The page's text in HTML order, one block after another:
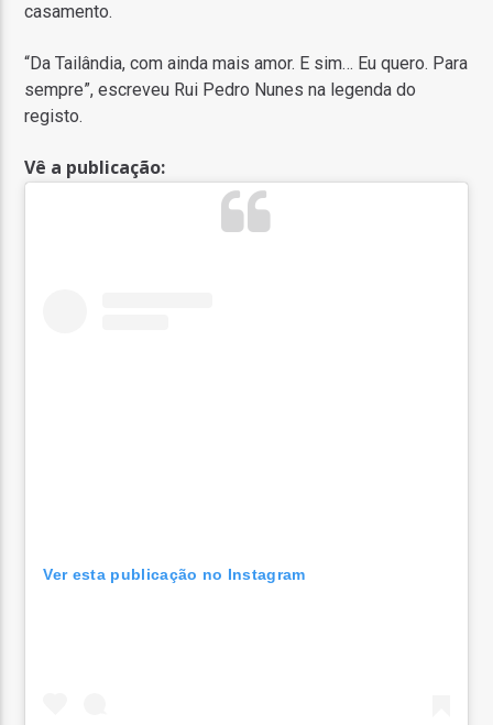
casamento.
“Da Tailândia, com ainda mais amor. E sim… Eu quero. Para
sempre”, escreveu Rui Pedro Nunes na legenda do
registo.
Vê a publicação:
Ver esta publicação no Instagram